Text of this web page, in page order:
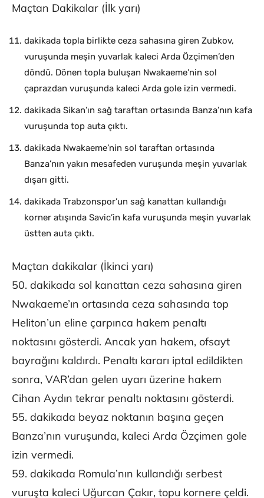
Maçtan Dakikalar (İlk yarı)
dakikada topla birlikte ceza sahasına giren Zubkov,
vuruşunda meşin yuvarlak kaleci Arda Özçimen’den
döndü. Dönen topla buluşan Nwakaeme’nin sol
çaprazdan vuruşunda kaleci Arda gole izin vermedi.
dakikada Sikan’ın sağ taraftan ortasında Banza’nın kafa
vuruşunda top auta çıktı.
dakikada Nwakaeme’nin sol taraftan ortasında
Banza’nın yakın mesafeden vuruşunda meşin yuvarlak
dışarı gitti.
dakikada Trabzonspor’un sağ kanattan kullandığı
korner atışında Savic’in kafa vuruşunda meşin yuvarlak
üstten auta çıktı.
Maçtan dakikalar (İkinci yarı)
50. dakikada sol kanattan ceza sahasına giren
Nwakaeme’ın ortasında ceza sahasında top
Heliton’un eline çarpınca hakem penaltı
noktasını gösterdi. Ancak yan hakem, ofsayt
bayrağını kaldırdı. Penaltı kararı iptal edildikten
sonra, VAR’dan gelen uyarı üzerine hakem
Cihan Aydın tekrar penaltı noktasını gösterdi.
55. dakikada beyaz noktanın başına geçen
Banza’nın vuruşunda, kaleci Arda Özçimen gole
izin vermedi.
59. dakikada Romula’nın kullandığı serbest
vuruşta kaleci Uğurcan Çakır, topu kornere çeldi.